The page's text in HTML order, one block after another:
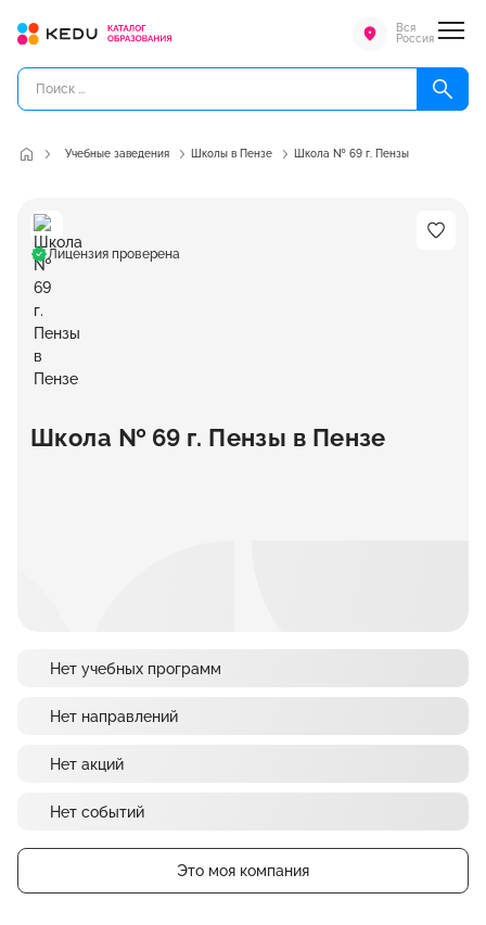
Вся
Россия
Учебные заведения Школы в Пензе Школа № 69 г. Пензы
Лицензия проверена
Школа № 69 г. Пензы в Пензе
Нет учебных программ
Нет направлений
Нет акций
Нет событий
Это моя компания